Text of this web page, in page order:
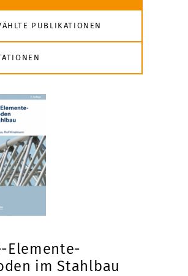
PUBLIKATIONEN
Elemente-
im Stahlbau